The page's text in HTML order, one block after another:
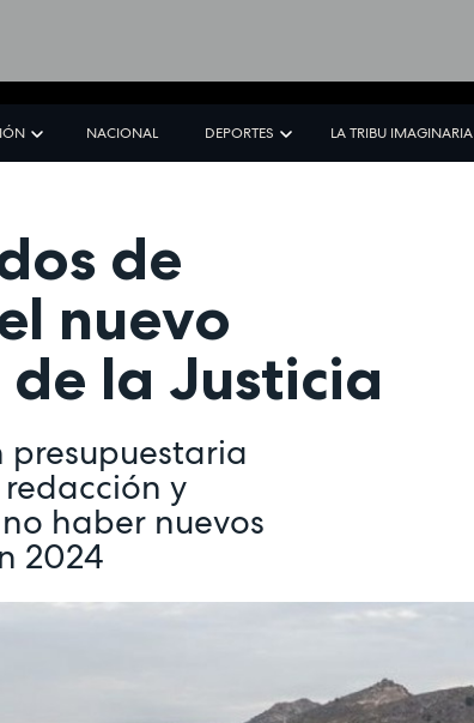
NACIONAL DEPORTES LA TRIBU IMAGINARIA
de
nuevo
la Justicia
y
haber nuevos
2024